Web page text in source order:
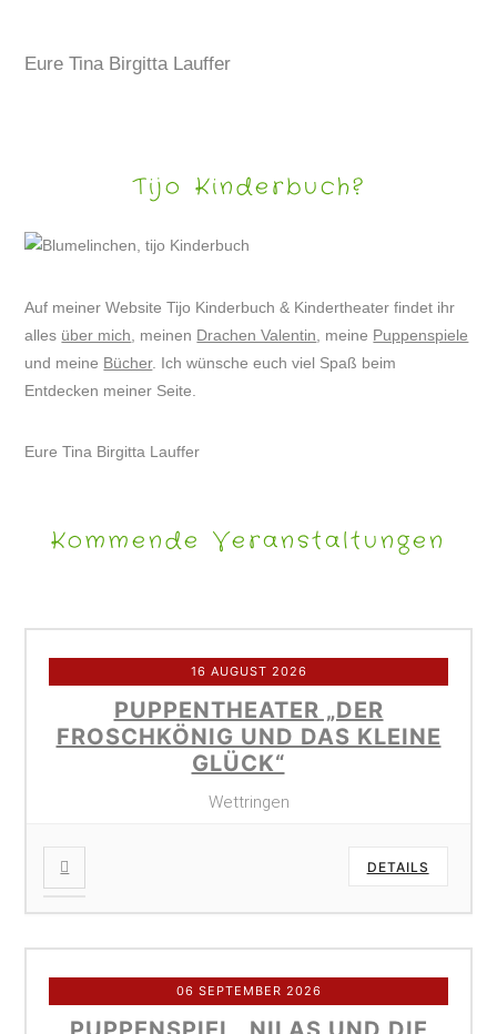
Eure Tina Birgitta Lauffer
Tijo Kinderbuch?
Auf meiner Website Tijo Kinderbuch & Kindertheater findet ihr
alles über mich , meinen Drachen Valentin , meine Puppenspiele
und meine Bücher. Ich wünsche euch viel Spaß beim
Entdecken meiner Seite.
Eure Tina Birgitta Lauffer
Kommende Veranstaltungen
16 AUGUST 2026
PUPPENTHEATER „DER
FROSCHKÖNIG UND DAS KLEINE
GLÜCK“
Wettringen
DETAILS
06 SEPTEMBER 2026